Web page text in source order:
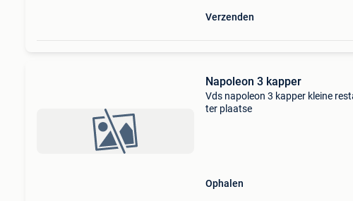
Verzenden
Napoleon 3 kapper
Vds napoleon 3 kapper kleine
ter plaatse
Ophalen